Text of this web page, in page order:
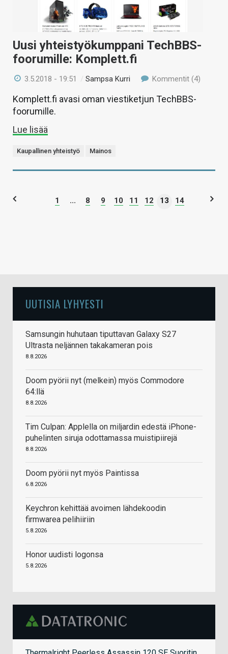
Uusi yhteistyökumppani TechBBS-
foorumille: Komplett.fi
3.5.2018 - 19:51 /Sampsa Kurri Kommentit (4)
Komplett.fi avasi oman viestiketjun TechBBS-
foorumille.
Lue lisää
Kaupallinen yhteistyö Mainos
1 ... 8 9 10 11 12 13 14
UUTISIA LYHYESTI
Samsungin huhutaan tiputtavan Galaxy S27
Ultrasta neljännen takakameran pois
8.8.2026
Doom pyörii nyt (melkein) myös Commodore
64:llä
8.8.2026
Tim Culpan: Applella on miljardin edestä iPhone-
puhelinten siruja odottamassa muistipiirejä
8.8.2026
Doom pyörii nyt myös Paintissa
6.8.2026
Keychron kehittää avoimen lähdekoodin
firmwarea pelihiiriin
5.8.2026
Honor uudisti logonsa
5.8.2026